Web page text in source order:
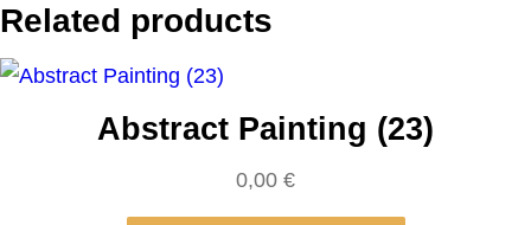
i
n
Related products
Abstract Painting (23)
0,00 €